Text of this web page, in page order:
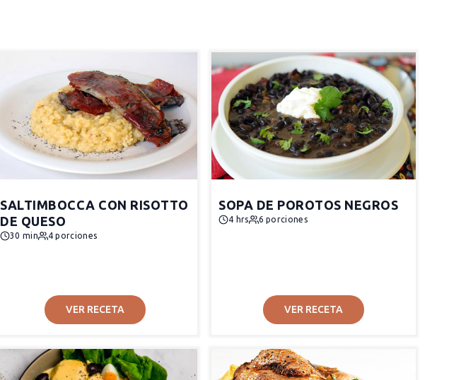
SALTIMBOCCA CON RISOTTO
DE QUESO
30 min 4 porciones
VER RECETA
SOPA DE POROTOS NEGROS
4 hrs 6 porciones
VER RECETA